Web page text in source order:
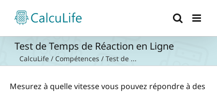
contenu
Test de Temps de Réaction en Ligne
CalcuLife / Compétences / Test de ...
Mesurez à quelle vitesse vous pouvez répondre à des